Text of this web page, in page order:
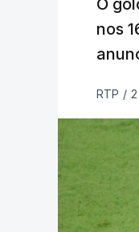
O
nos
RTP /